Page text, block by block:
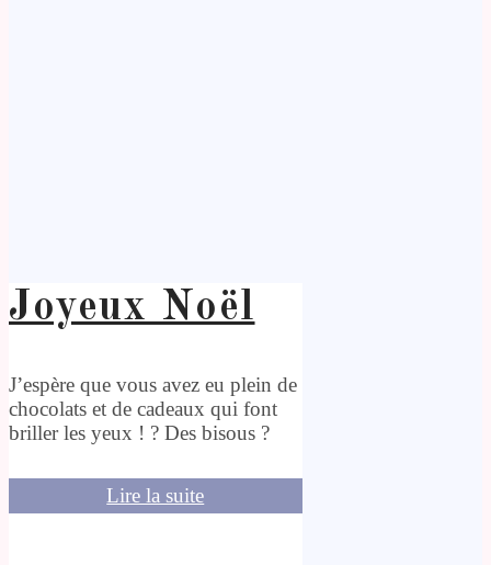
Joyeux Noël
J’espère que vous avez eu plein de
chocolats et de cadeaux qui font
briller les yeux ! ? Des bisous ?
Lire la suite